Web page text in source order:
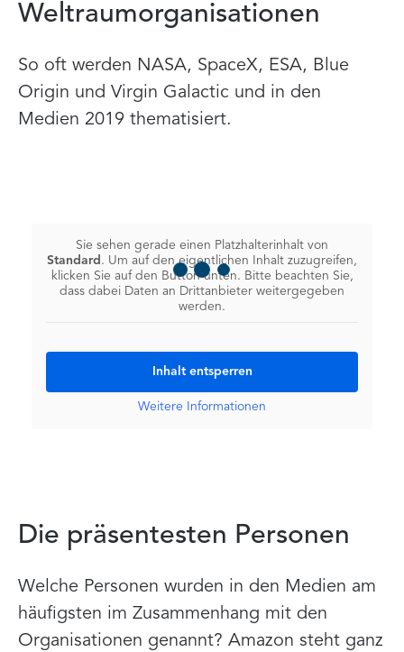
Weltraumorganisationen
So oft werden NASA, SpaceX, ESA, Blue
Origin und Virgin Galactic und in den
Medien 2019 thematisiert.
Sie sehen gerade einen Platzhalterinhalt von
Standard . Um auf den eigentlichen Inhalt zuzugreifen,
klicken Sie auf den Button unten. Bitte beachten Sie,
dass dabei Daten an Drittanbieter weitergegeben
werden.
Inhalt entsperren
Weitere Informationen
Die präsentesten Personen
Welche Personen wurden in den Medien am
häufigsten im Zusammenhang mit den
Organisationen genannt? Amazon steht ganz